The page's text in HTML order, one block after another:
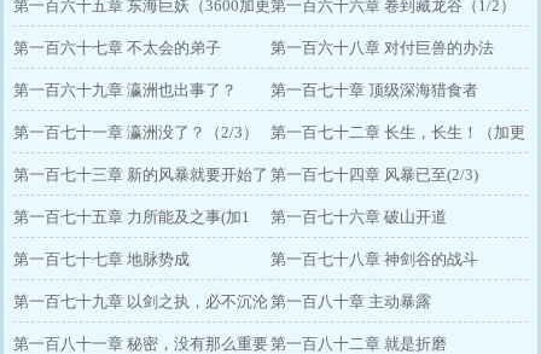
第一百六十五章 东海巨妖（3600加更
3/3）
第一百六十六章 卷到藏龙谷（1/2）
第一百六十七章 不太会的弟子
（2/2）
第一百六十八章 对付巨兽的办法
（1/2）
第一百六十九章 瀛洲也出事了？
（2/2）
第一百七十章 顶级深海猎食者
（1/3）
第一百七十一章 瀛洲没了？（2/3） 第一百七十二章 长生，长生！（加更
3/3）
第一百七十三章 新的风暴就要开始了
（1/3）
第一百七十四章 风暴已至(2/3)
第一百七十五章 力所能及之事(加1
3/3)
第一百七十六章 破山开道
第一百七十七章 地脉势成 第一百七十八章 神剑谷的战斗
第一百七十九章 以剑之执，必不沉沦第一百八十章 主动暴露
第一百八十一章 秘密，没有那么重要第一百八十二章 就是折磨